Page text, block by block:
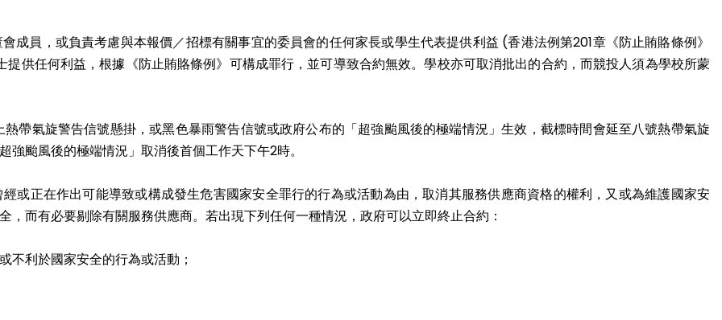
成員，或負責考慮與本報價／招標有關事宜的委員會的任何家長或學生代表提供利益 (香港法例第201章《防止賄賂條例》
供任何利益，根據《防止賄賂條例》可構成罪行，並可導致合約無效。學校亦可取消批出的合約，而競投人須為學校所蒙
帶氣旋警告信號懸掛，或黑色暴雨警告信號或政府公布的「超強颱風後的極端情況」生效，截標時間會延至八號熱帶氣旋
颱風後的極端情況」取消後首個工作天下午2時。
或正在作出可能導致或構成發生危害國家安全罪行的行為或活動為由，取消其服務供應商資格的權利，又或為維護國家安
而有必要剔除有關服務供應商。若出現下列任何一種情況，政府可以立即終止合約：
不利於國家安全的行為或活動；